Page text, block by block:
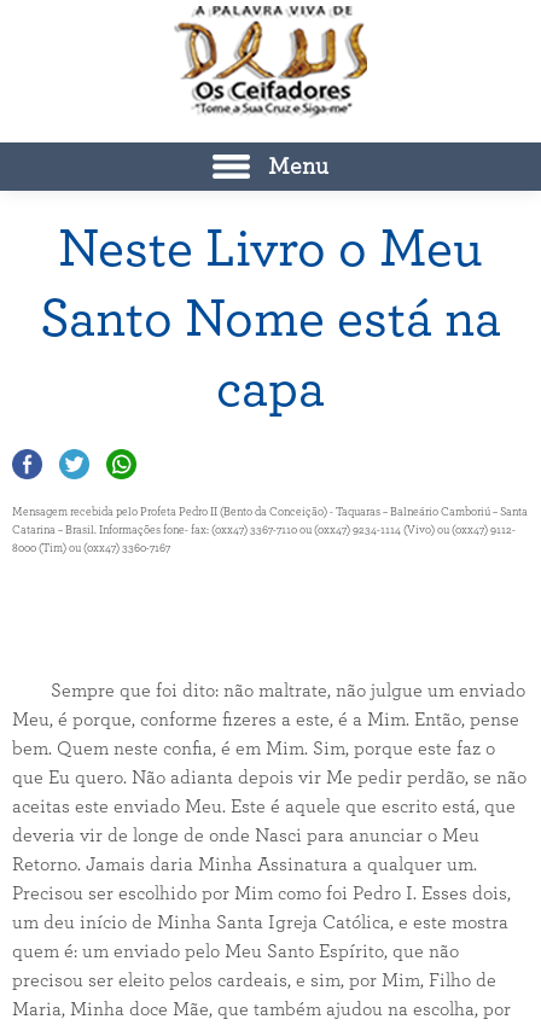
Menu
Neste Livro o Meu
Santo Nome está na
capa
Mensagem recebida pelo Profeta Pedro II (Bento da Conceição) - Taquaras – Balneário Camboriú – Santa
Catarina – Brasil. Informações fone- fax: (0xx47) 3367-7110 ou (0xx47) 9234-1114 (Vivo) ou (0xx47) 9112-
8000 (Tim) ou (0xx47) 3360-7167
Sempre que foi dito: não maltrate, não julgue um enviado
Meu, é porque, conforme fizeres a este, é a Mim. Então, pense
bem. Quem neste confia, é em Mim. Sim, porque este faz o
que Eu quero. Não adianta depois vir Me pedir perdão, se não
aceitas este enviado Meu. Este é aquele que escrito está, que
deveria vir de longe de onde Nasci para anunciar o Meu
Retorno. Jamais daria Minha Assinatura a qualquer um.
Precisou ser escolhido por Mim como foi Pedro I. Esses dois,
um deu início de Minha Santa Igreja Católica, e este mostra
quem é: um enviado pelo Meu Santo Espírito, que não
precisou ser eleito pelos cardeais, e sim, por Mim, Filho de
Maria, Minha doce Mãe, que também ajudou na escolha, por